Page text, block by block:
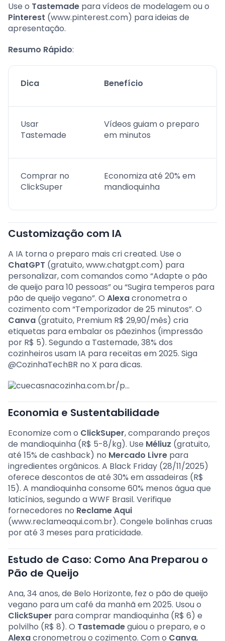
Use o Tastemade para vídeos de modelagem ou o
Pinterest (www.pinterest.com) para ideias de
apresentação.
Resumo Rápido:
Dica Benefício
Usar
Tastemade
Vídeos guiam o preparo
em minutos
Comprar no
ClickSuper
Economiza até 20% em
mandioquinha
Customização com IA
A IA torna o preparo mais cri created. Use o
ChatGPT (gratuito, www.chatgpt.com) para
personalizar, com comandos como “Adapte o pão
de queijo para 10 pessoas” ou “Sugira temperos para
pão de queijo vegano”. O Alexacronometra o
cozimento com “Temporizador de 25 minutos”. O
Canva (gratuito, Premium R$ 29,90/mês) cria
etiquetas para embalar os pãezinhos (impressão
por R$ 5). Segundo a Tastemade, 38% dos
cozinheiros usam IA para receitas em 2025. Siga
@CozinhaTechBR no X para dicas.
Economia e Sustentabilidade
Economize com o ClickSuper, comparando preços
de mandioquinha (R$ 5-8/kg). Use Méliuz (gratuito,
até 15% de cashback) no Mercado Livre para
ingredientes orgânicos. A Black Friday (28/11/2025)
oferece descontos de até 30% em assadeiras (R$
15). A mandioquinha consome 60% menos água que
laticínios, segundo a WWF Brasil. Verifique
fornecedores no Reclame Aqui
(www.reclameaqui.com.br). Congele bolinhas cruas
por até 3 meses para praticidade.
Estudo de Caso: Como Ana Preparou o
Pão de Queijo
Ana, 34 anos, de Belo Horizonte, fez o pão de queijo
vegano para um café da manhã em 2025. Usou o
ClickSuper para comprar mandioquinha (R$ 6) e
polvilho (R$ 8). O Tastemadeguiou o preparo, e o
Alexacronometrou o cozimento. Com o Canva,